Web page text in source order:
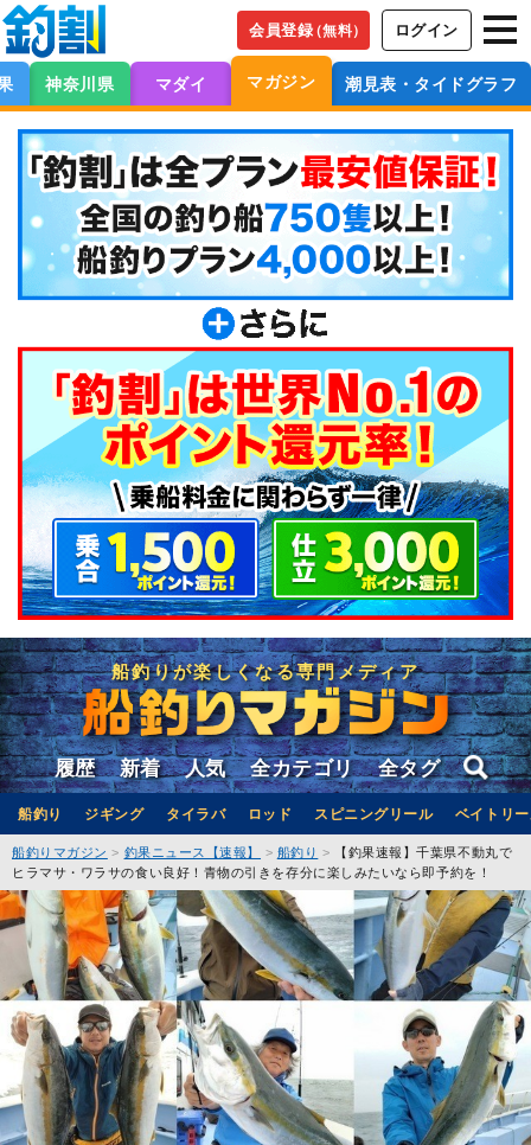
会員登録（無料） ログイン
神奈川県 マダイ マガジン 潮見表・タイドグラフ
船釣りが楽しくなる専門メディア
履歴 新着 人気 全カテゴリ 全タグ
船釣り ジギング タイラバ ロッド スピニングリール ベイトリ
船釣りマガジン 釣果ニュース【速報】 船釣り
【釣果速報】千葉県不動丸で
ヒラマサ・ワラサの食い良好！青物の引きを存分に楽しみたいなら即予約を！